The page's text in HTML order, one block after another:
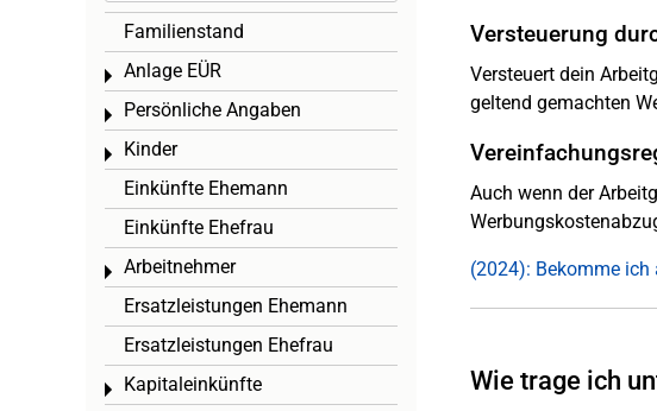
Versteuerung
Versteuert dein
geltend gemachten
Auch wenn der
(2024): Bekomme ich
Wie trage ich
Familienstand
Anlage EÜR
Toggle menu
Persönliche Angaben
Toggle menu
Kinder
Toggle menu
Einkünfte Ehemann
Einkünfte Ehefrau
Arbeitnehmer
Toggle menu
Ersatzleistungen Ehemann
Ersatzleistungen Ehefrau
Kapitaleinkünfte
Toggle menu